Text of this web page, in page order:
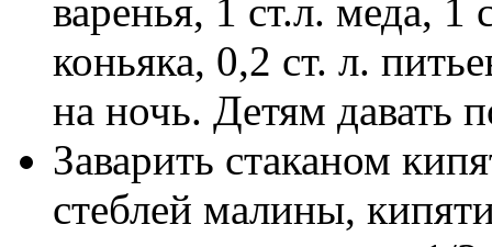
варенья, 1 ст.л. меда, 1
коньяка, 0,2 ст. л.
на ночь. Детям давать
Заварить стаканом
стеблей малины,